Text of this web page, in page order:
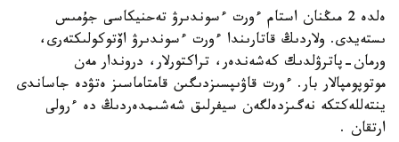
ەلدە 2 مىڭنان استام ءورت ءسوندىرۋ تەحنيكاسى جۇمىس
ىستەيدى. ولاردىڭ قاتارىندا ءورت ءسوندىرۋ اۆتوكولىكتەرى،
ورمان-پاترۋلدىك كەشەندەر، تراكتورلار، دروندار مەن
موتوپومپالار بار. ءورت قاۋىپسىزدىگىن قامتاماسىز ەتۋدە جاساندى
ينتەللەكتكە نەگىزدەلگەن سيفرلىق شەشىمدەردىڭ دە ءرولى
ارتقان .